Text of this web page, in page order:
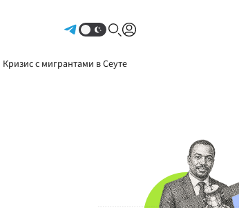
Кризис с мигрантами в Сеуте